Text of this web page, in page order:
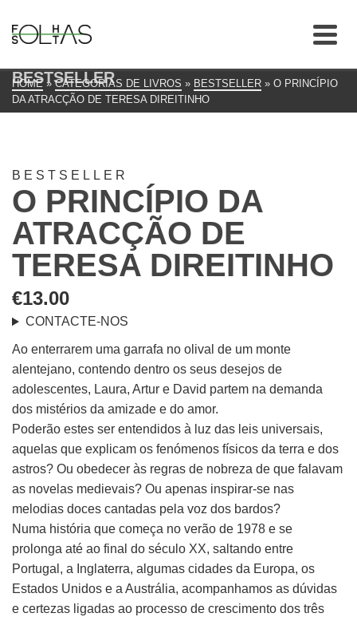
BESTSELLER
HOME » CATEGORIAS DE LIVROS » BESTSELLER » O PRINCÍPIO
DA ATRACÇÃO DE TERESA DIREITINHO
BESTSELLER
O PRINCÍPIO DA
ATRACÇÃO DE
TERESA DIREITINHO
€13.00
CONTACTE-NOS
Ao enterrarem uma garrafa no olival de um monte
alentejano, contendo dentro os seus desejos de
adolescentes, Laura, Artur e David partem na demanda
dos mistérios da amizade e do amor.
Poderão estes ser entendidos à luz das leis universais,
aquelas que explicam os fenómenos físicos da terra e dos
astros? Ou obedecer às regras de nobreza de que falavam
as novelas medievais? Ou apenas inspirar-se nas
melodias doces cantadas pela voz dos bardos?
Numa história que começa no verão de 1978 e se
prolonga até ao final do século XX, saltando entre
Portugal, a Inglaterra, algumas cidades da Europa, os
Estados Unidos e a Austrália, acompanhamos as dúvidas
e certezas ligadas ao processo de crescimento dos três